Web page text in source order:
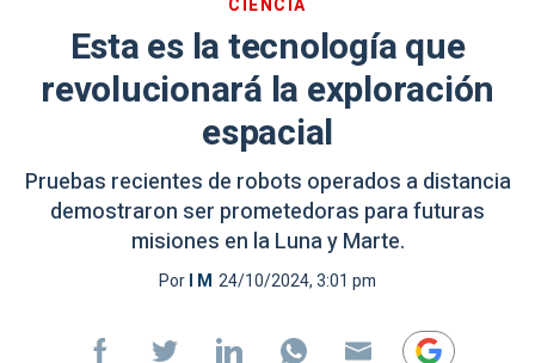
CIENCIA
Esta es la tecnología que
revolucionará la exploración
espacial
Pruebas recientes de robots operados a distancia
demostraron ser prometedoras para futuras
misiones en la Luna y Marte.
PorI M 24/10/2024, 3:01 pm